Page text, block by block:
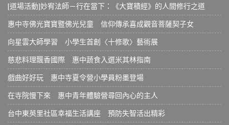
[道場活動]妙宥法師－行在當下：《大寶積經》的人間修行之道
惠中寺佛光寶寶暨佛光兒童 信仰傳承喜成觀音菩薩契子女
向星雲大師學習 小學生首創〈十修歌〉藝術展
慈悲料理飄香國際 惠中蔬食入選米其林指南
戲曲好好玩 惠中寺夏令營小學員粉墨登場
在寺院慢下來 惠中青年體驗營尋回內心的主人
台中東英里社區幸福生活講座 預防失智活出精彩